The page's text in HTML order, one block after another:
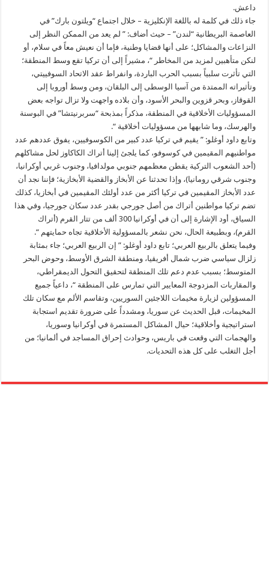
داعش.
جاء ذلك في كلمة له باللغة الإنكليزية – خلال اجتماع “ويلتون بارك” في
العاصمة البريطانية “لندن” – حيث أضاف: ” لم يعد من الممكن النظر إلى
النزاعات والمشاكل؛ على أنها قضايا وطنية، فإما أن نعيش معاً في سلام، أو
لنكن متأهبين لمزيد من المخاطر “، مشيراً إلى أن تركيا تقع وسط المنطقة؛
التي تأثرت سلبياً بسبب الحرب الباردة، وانفراط عقد الاتحاد السوفييتي،
وتأثيراته الممتدة من آسيا الوسطى إلى البلقان، ومن وسط أوروبا إلى
القوقاز، وبحر قزوين والبحر الأسود، وأن بلاده واجهت ولا تزال تواجه بعض
المسؤوليات الأخلاقية في المنطقة، مذكراً بمذبحة “سربرنيتشا” في البوسنة
والهرسك، وما شابهها من مسؤوليات أخلاقية “.
وتابع داود أوغلو: ” يقيم في تركيا عدد كبير من الكوسوفيين، يفوق عددهم عدد
مواطنيهم المقيمين في كوسوفو، كما يلجئ إلينا أتراك الكاكاوز لحل مشاكلهم
(أحد الشعوب التركية يقطن معظمهم جنوبي مولدافيا، وجنوب غربي أوكرانيا،
وجنوب شرقي رومانيا)، وإذا تحدثنا عن الأبخاز والقضية الأبخازية؛ فإننا نجد أن
عدد الأبخاز المقيمين في تركيا أكثر من عدد أولئك المقيمين في أبخازيا، كذلك
تضم تركيا مواطنين أتراك من أصل جورجي بقدر عدد سكان جورجيا، وفي هذا
السياق، أود الإشارة إلى أن في أوكرانيا 300 ألف من تتار القرم (أتراك
القرم)، وبطبيعة الحال، نحن نشعر بالمسؤولية الأخلاقية تجاه حمايتهم “.
وفيما يتعلق بالربيع العربي؛ تابع داود أوغلو: ” إن الربيع العربي؛ جاء بمثابة
زلزال سياسي ضرب شمال أفريقيا، ومنطقة الشرق الأوسط، وحوض البحر
المتوسط؛ بسبب عدم دعم تلك المنطقة لتحقيق التحول الديمقراطي،
والمقاربات المزدوجة المعايير التي تمارس على المنطقة “، داعياً جميع
المسؤولين لزيارة مخيمات اللاجئين السوريين، وتقاسم الألم مع سكان تلك
المخيمات، قبل الحديث عن سوريا، ومشدداً على ضرورة تقديم استجابة
استراتيجية وأخلاقية؛ حيال المشاكل المستمرة في أوكرانيا وسوريا،
والهجمات التي وقعت في باريس، وحوادث إحراق المساجد في ألمانيا؛ من
أجل التغلب على كل هذه التحديات.